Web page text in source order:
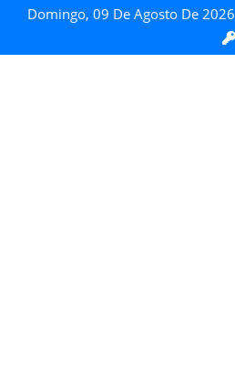
Domingo, 09 De Agosto De 2026